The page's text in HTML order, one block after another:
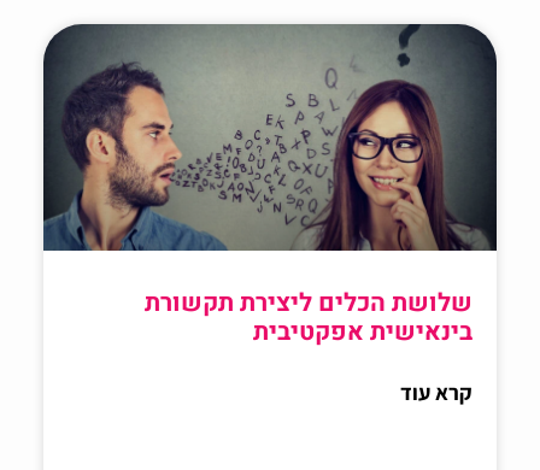
שלושת הכלים ליצירת תקשורת
בינאישית אפקטיבית
קרא עוד